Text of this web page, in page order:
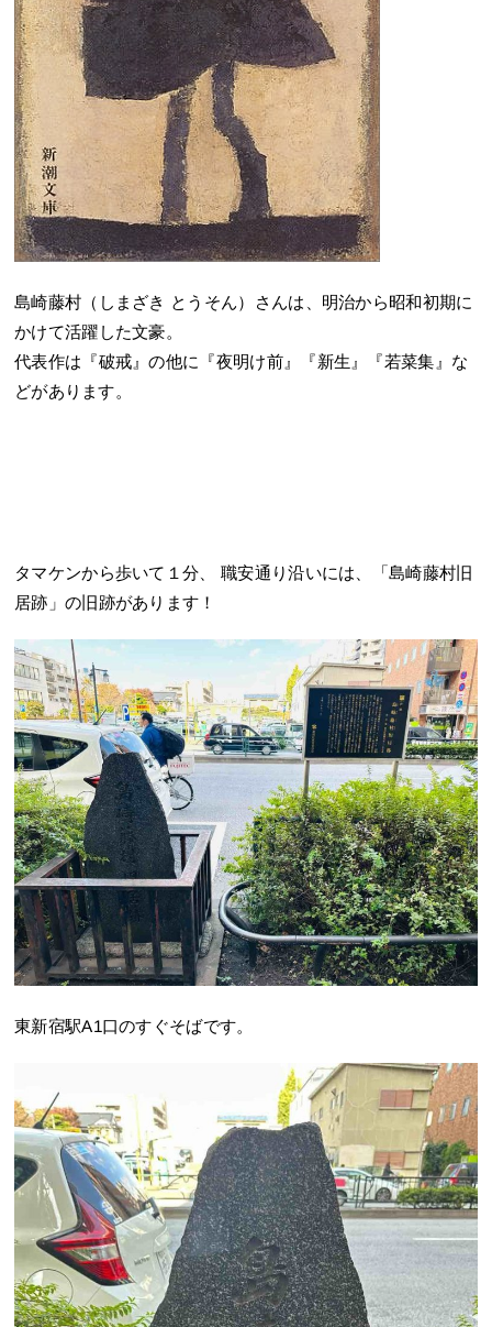
島崎藤村（しまざき とうそん）さんは、明治から昭和初期に
かけて活躍した文豪。
代表作は『破戒』の他に『夜明け前』『新生』『若菜集』な
どがあります。
タマケンから歩いて１分、 職安通り沿いには、「島崎藤村旧
居跡」の旧跡があります！
東新宿駅A1口のすぐそばです。